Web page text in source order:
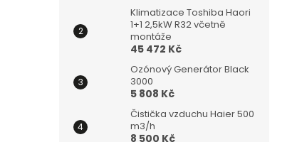
Klimatizace Toshiba Haori
1+1 2,5kW R32 včetně
montáže
45 472 Kč
Ozónový Generátor Black
3000
5 808 Kč
Čistička vzduchu Haier 500
m3/h
8 500 Kč